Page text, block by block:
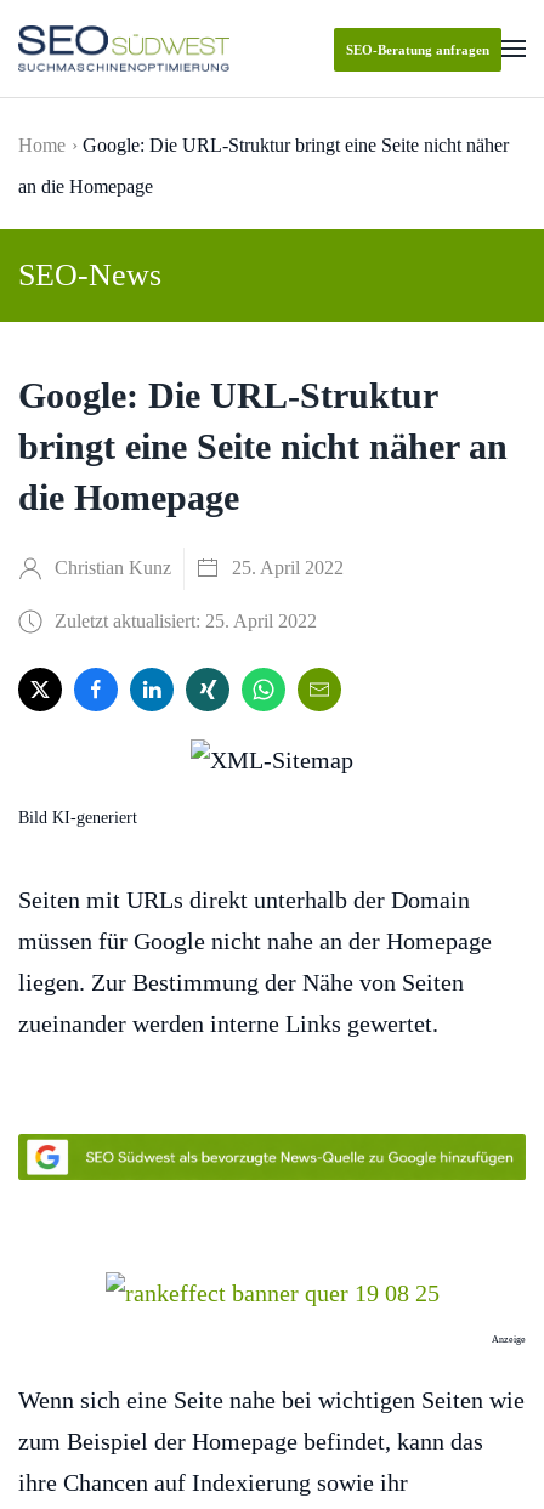
Skip to main content
SEO-Beratung anfragen
Home
Google: Die URL-Struktur bringt eine Seite nicht näher
an die Homepage
SEO-News
Google: Die URL-Struktur
bringt eine Seite nicht näher an
die Homepage
Christian Kunz 25. April 2022
Zuletzt aktualisiert: 25. April 2022
Bild KI-generiert
Seiten mit URLs direkt unterhalb der Domain
müssen für Google nicht nahe an der Homepage
liegen. Zur Bestimmung der Nähe von Seiten
zueinander werden interne Links gewertet.
Anzeige
Wenn sich eine Seite nahe bei wichtigen Seiten wie
zum Beispiel der Homepage befindet, kann das
ihre Chancen auf Indexierung sowie ihr